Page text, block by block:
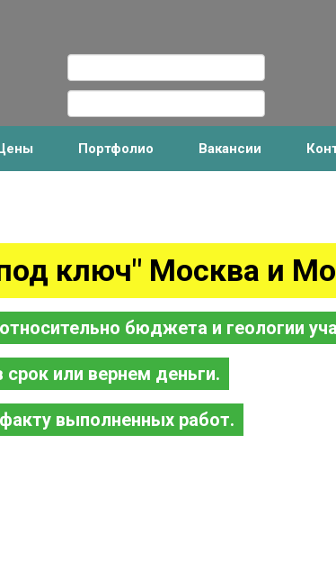
Портфолио Вакансии
ключ" Москва и
бюджета и геологии
или вернем деньги.
выполненных работ.